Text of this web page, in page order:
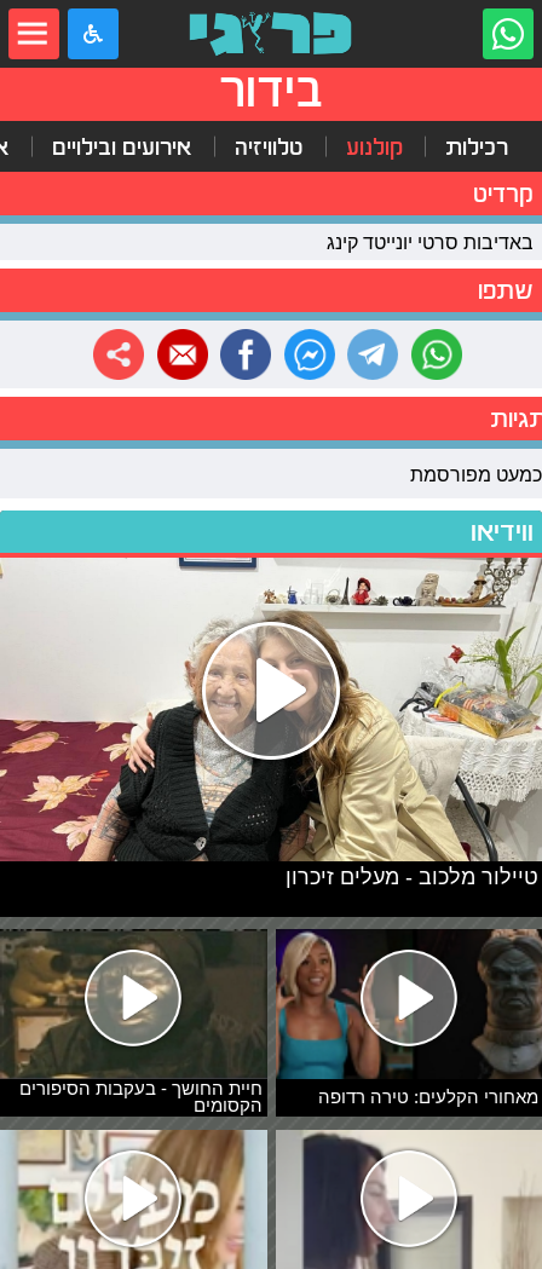
בידור
רכילות קולנוע טלוויזיה אירועים ובילויים
קרדיט
באדיבות סרטי יונייטד קינג
שתפו
כמעט מפורסמת
ווידיאו
מאחורי הקלעים: טירה רדופה
חיית החושך - בעקבות הסיפורים
הקסומים
טיילור מלכוב - מעלים זיכרון